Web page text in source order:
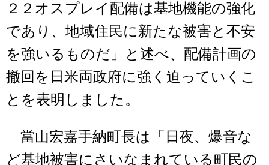
２２オスプレイ配備は基地機能の強化
であり、地域住民に新たな被害と不安
を強いるものだ」と述べ、配備計画の
撤回を日米両政府に強く迫っていくこ
とを表明しました。
當山宏嘉手納町長は「日夜、爆音な
ど基地被害にさいなまれている町民の